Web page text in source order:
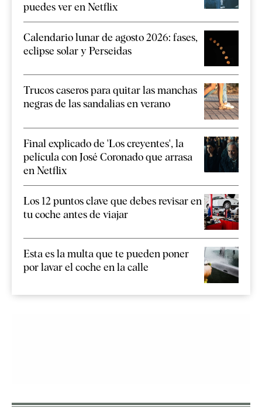
puedes ver en Netflix
Calendario lunar de agosto 2026: fases,
eclipse solar y Perseidas
Trucos caseros para quitar las manchas
negras de las sandalias en verano
Final explicado de 'Los creyentes', la
película con José Coronado que arrasa
en Netflix
Los 12 puntos clave que debes revisar en
tu coche antes de viajar
Esta es la multa que te pueden poner
por lavar el coche en la calle